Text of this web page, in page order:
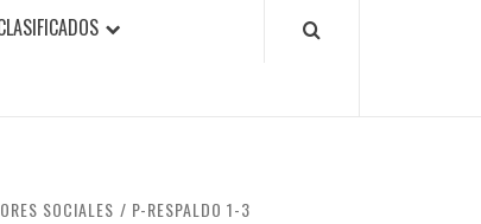
SOCIALES P-RESPALDO 1-3